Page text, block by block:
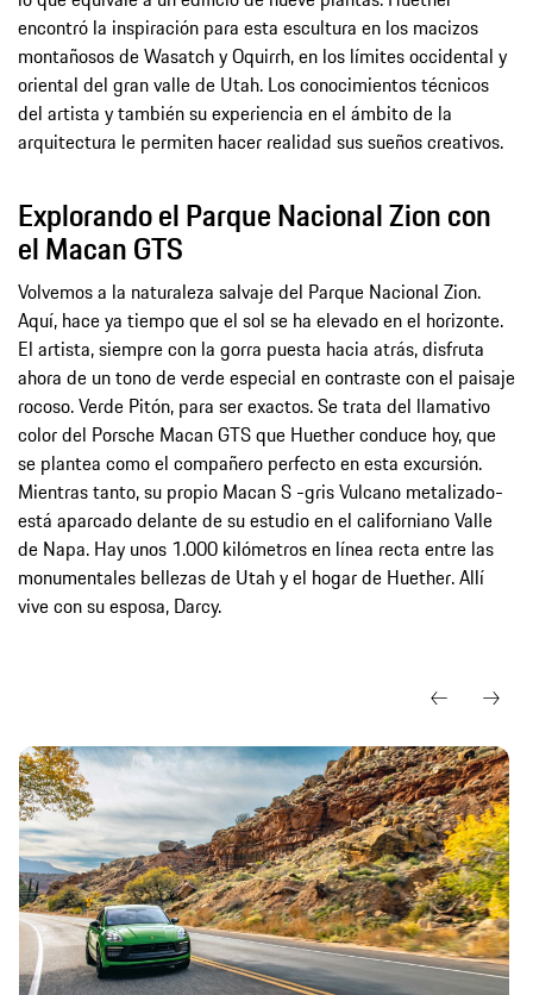
encontró la inspiración para esta escultura en los macizos
montañosos de Wasatch y Oquirrh, en los límites occidental y
oriental del gran valle de Utah. Los conocimientos técnicos
del artista y también su experiencia en el ámbito de la
arquitectura le permiten hacer realidad sus sueños creativos.
Explorando el Parque Nacional Zion con
el Macan GTS
Volvemos a la naturaleza salvaje del Parque Nacional Zion.
Aquí, hace ya tiempo que el sol se ha elevado en el horizonte.
El artista, siempre con la gorra puesta hacia atrás, disfruta
ahora de un tono de verde especial en contraste con el paisaje
rocoso. Verde Pitón, para ser exactos. Se trata del llamativo
color del Porsche Macan GTS que Huether conduce hoy, que
se plantea como el compañero perfecto en esta excursión.
Mientras tanto, su propio Macan S -gris Vulcano metalizado-
está aparcado delante de su estudio en el californiano Valle
de Napa. Hay unos 1.000 kilómetros en línea recta entre las
monumentales bellezas de Utah y el hogar de Huether. Allí
vive con su esposa, Darcy.